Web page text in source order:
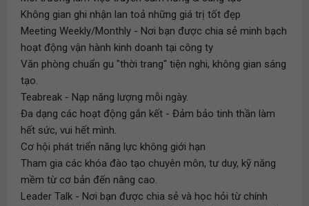
Không gian ghi nhận lan toả những giá trị tốt đẹp
Meeting Weekly/Monthly - Nơi bạn được chia sẻ minh bạch
hoạt động vận hành kinh doanh tại công ty
Văn phòng chuẩn gu "thời trang" tiện nghi, không gian sáng
tạo.
Teabreak - Nạp năng lượng mỗi ngày.
Đa dạng các hoạt động gắn kết - Đảm bảo tinh thần làm
hết sức, vui hết mình.
Cơ hội phát triển năng lực không giới hạn
Tham gia các khóa đào tạo chuyên môn, tư duy, kỹ năng
mềm từ cơ bản đến nâng cao.
Leader Talk - Nơi bạn được chia sẻ và học hỏi từ chính